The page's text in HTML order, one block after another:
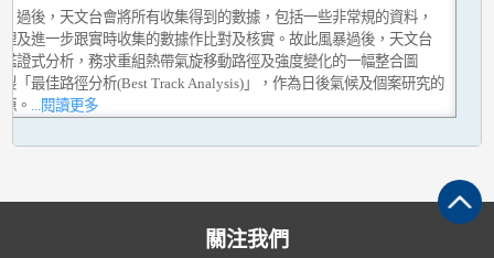
過後，天文台會將所有收集得到的數據，包括一些非常規的資料，
及進一步跟實時收集的數據作比對及核實。故此風暴過後，天文台
證式分析，務求重組熱帶氣旋移動路徑及強度變化的一幅整合圖
「最佳路徑分析(Best Track Analysis)」，作為日後氣候及個案研究的
。 ...閱讀更多
關注我們